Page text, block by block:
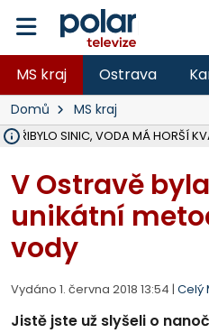
MS kraj Ostrava
Domů MS kraj
PŘIBYLO SINIC, VODA MÁ HORŠÍ
V Ostravě
unikátní
vody
Vydáno 1. června 2018 13:54 | Celý
Jistě jste už slyšeli o